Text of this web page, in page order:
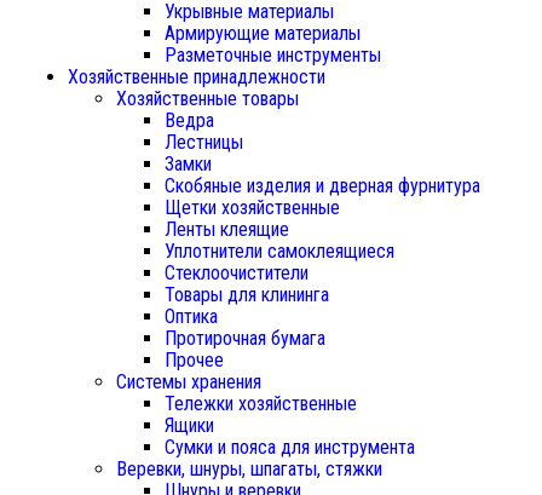
Укрывные материалы
Армирующие материалы
Разметочные инструменты
Хозяйственные принадлежности
Хозяйственные товары
Ведра
Лестницы
Замки
Скобяные изделия и дверная фурнитура
Щетки хозяйственные
Ленты клеящие
Уплотнители самоклеящиеся
Стеклоочистители
Товары для клининга
Оптика
Протирочная бумага
Прочее
Системы хранения
Тележки хозяйственные
Ящики
Сумки и пояса для инструмента
Веревки, шнуры, шпагаты, стяжки